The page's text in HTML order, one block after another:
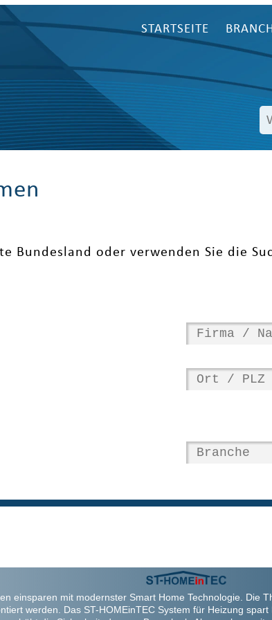
STARTSEITE
Bundesland oder verwenden Sie die
einsparen mit modernster Smart Home Technologie. Die
werden. Das ST-HOMEinTEC System für Heizung